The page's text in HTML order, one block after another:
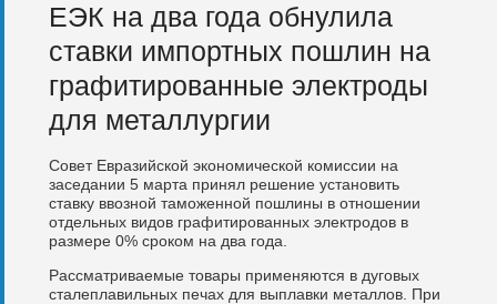
ЕЭК на два года обнулила
ставки импортных пошлин на
графитированные электроды
для металлургии
Совет Евразийской экономической комиссии на
заседании 5 марта принял решение установить
ставку ввозной таможенной пошлины в отношении
отдельных видов графитированных электродов в
размере 0% сроком на два года.
Рассматриваемые товары применяются в дуговых
сталеплавильных печах для выплавки металлов. При